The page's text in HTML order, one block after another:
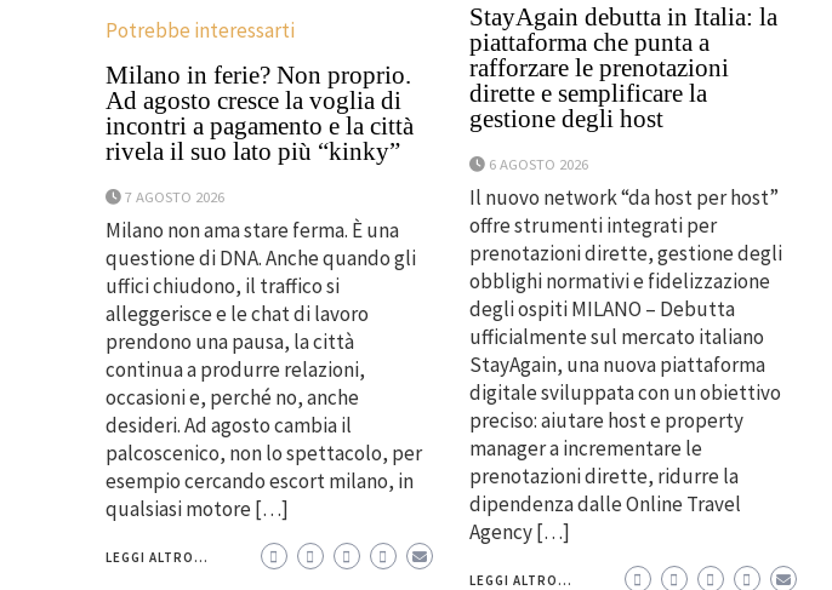
Potrebbe interessarti
Milano in ferie? Non proprio.
Ad agosto cresce la voglia di
incontri a pagamento e la città
rivela il suo lato più “kinky”
7 AGOSTO 2026
Milano non ama stare ferma. È una
questione di DNA. Anche quando gli
uffici chiudono, il traffico si
alleggerisce e le chat di lavoro
prendono una pausa, la città
continua a produrre relazioni,
occasioni e, perché no, anche
desideri. Ad agosto cambia il
palcoscenico, non lo spettacolo, per
esempio cercando escort milano, in
qualsiasi motore […]
LEGGI ALTRO...
StayAgain debutta in Italia: la
piattaforma che punta a
rafforzare le prenotazioni
dirette e semplificare la
gestione degli host
6 AGOSTO 2026
Il nuovo network “da host per host”
offre strumenti integrati per
prenotazioni dirette, gestione degli
obblighi normativi e fidelizzazione
degli ospiti MILANO – Debutta
ufficialmente sul mercato italiano
StayAgain, una nuova piattaforma
digitale sviluppata con un obiettivo
preciso: aiutare host e property
manager a incrementare le
prenotazioni dirette, ridurre la
dipendenza dalle Online Travel
Agency […]
LEGGI ALTRO...